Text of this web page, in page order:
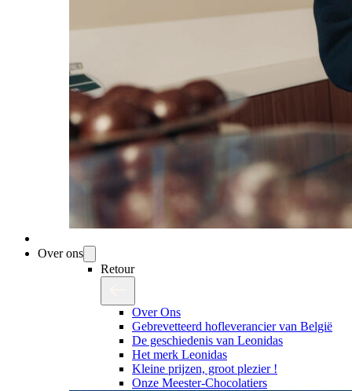
Over ons
Retour
Over Ons
Gebrevetteerd hofleverancier van België
De geschiedenis van Leonidas
Het merk Leonidas
Kleine prijzen, groot plezier !
Onze Meester-Chocolatiers